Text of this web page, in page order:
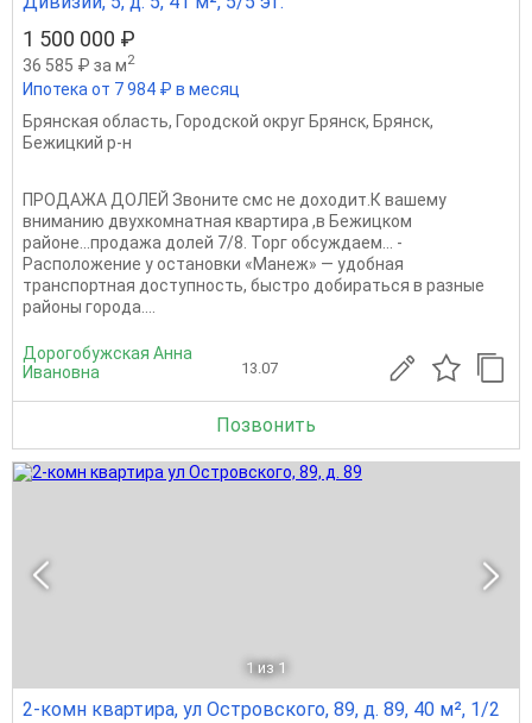
1 500 000 ₽
36 585 ₽ за м2
Ипотека от 7 984 ₽ в месяц
Брянская область, Городской округ Брянск, Брянск,
Бежицкий р-н
ПРОДАЖА ДОЛЕЙ Звоните смс не доходит.К вашему
вниманию двухкомнатная квартира ,в Бежицком
районе...продажа долей 7/8. Торг обсуждаем... -
Расположение у остановки «Манеж» — удобная
транспортная доступность, быстро добираться в разные
районы города....
Дорогобужская Анна
Ивановна
13.07
Позвонить
1 из 1
2-комн квартира, ул Островского, 89, д. 89, 40 м², 1/2